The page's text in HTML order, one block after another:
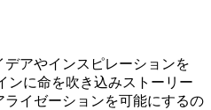
アやインスピレーションを
ンに命を吹き込みストーリー
イゼーションを可能にするの